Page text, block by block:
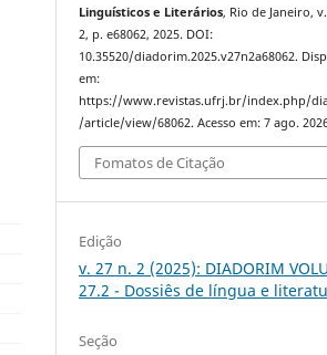
Linguísticos e Literários, Rio de Janeiro,
2, p. e68062, 2025. DOI:
10.35520/diadorim.2025.v27n2a68062.
em:
https://www.revistas.ufrj.br/index.php/
/article/view/68062. Acesso em: 7 ago.
Fomatos de Citação
Edição
v. 27 n. 2 (2025): DIADORIM
27.2 - Dossiês de língua e
Seção